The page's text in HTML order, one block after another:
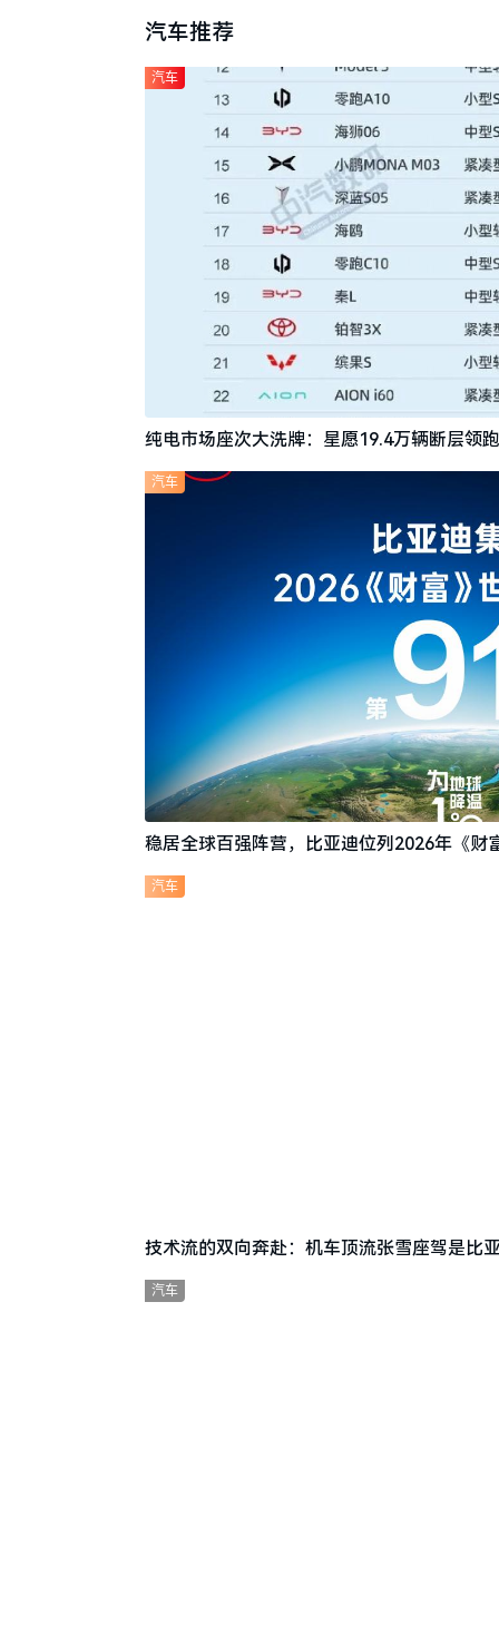
汽车推荐
纯电市场座次大洗牌：星愿19.4万辆断层领
汽车
稳居全球百强阵营，比亚迪位列2026年《财
汽车
技术流的双向奔赴：机车顶流张雪座驾是比
汽车
汽车